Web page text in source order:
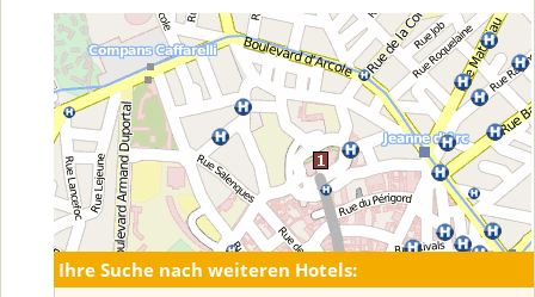
Ihre Suche nach weiteren Hotels: